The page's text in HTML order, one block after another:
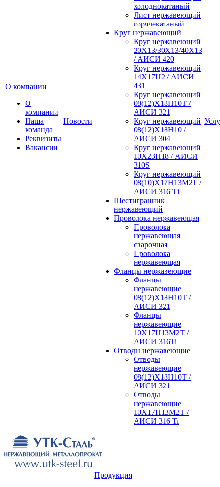
О компании
О
компании
Наша
команда
Реквизиты
Вакансии
Новости
холоднокатаный
Лист нержавеющий
горячекатаный
Круг нержавеющий
Круг нержавеющий
20Х13/30Х13/40Х13
/ АИСИ 420
Круг нержавеющий
14Х17Н2 / АИСИ
431
Круг нержавеющий
08(12)Х18Н10Т /
АИСИ 321
Круг нержавеющий
08(12)Х18Н10 /
АИСИ 304
Круг нержавеющий
10Х23Н18 / АИСИ
310S
Круг нержавеющий
08(10)Х17Н13М2Т /
АИСИ 316 Тi
Шестигранник
нержавеющий
Проволока нержавеющая
Проволока
нержавеющая
сварочная
Проволока
нержавеющая
Фланцы нержавеющие
Фланцы
нержавеющие
08(12)Х18Н10Т /
АИСИ 321
Фланцы
нержавеющие
10Х17Н13М2Т /
АИСИ 316Ti
Отводы нержавеющие
Отводы
нержавеющие
08(12)Х18Н10Т /
АИСИ 321
Отводы
нержавеющие
10Х17Н13М2Т /
АИСИ 316 Ti
Продукция